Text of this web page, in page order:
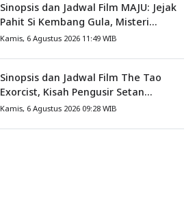
Sinopsis dan Jadwal Film MAJU: Jejak
Pahit Si Kembang Gula, Misteri
Hilangnya Bagas di Lokasi Jambore
Kamis, 6 Agustus 2026 11:49 WIB
Sinopsis dan Jadwal Film The Tao
Exorcist, Kisah Pengusir Setan
Melawan Kutukan Mematikan
Kamis, 6 Agustus 2026 09:28 WIB